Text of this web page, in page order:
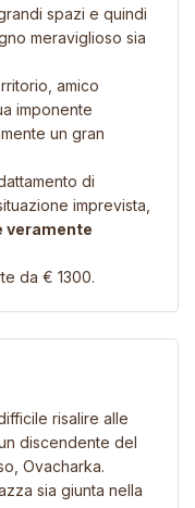
spazi e quindi
meraviglioso sia
amico
imponente
un gran
di
imprevista,
veramente
da € 1300.
risalire alle
discendente del
, Ovacharka.
sia giunta nella